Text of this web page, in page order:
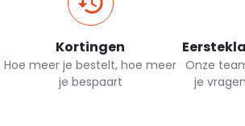
Kortingen
Hoe meer je bestelt, hoe meer
je bespaart
Onze
je